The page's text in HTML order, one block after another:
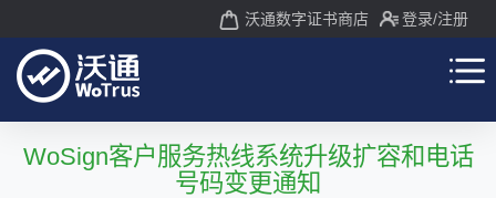
沃通数字证书商店 登录/注册
WoSign客户服务热线系统升级扩容和电话
号码变更通知